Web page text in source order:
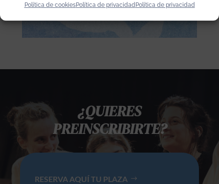
Política de cookiesPolítica de privacidad Política de privacidad
¿QUIERES
PREINSCRIBIRTE?
RESERVA AQUÍ TU PLAZA